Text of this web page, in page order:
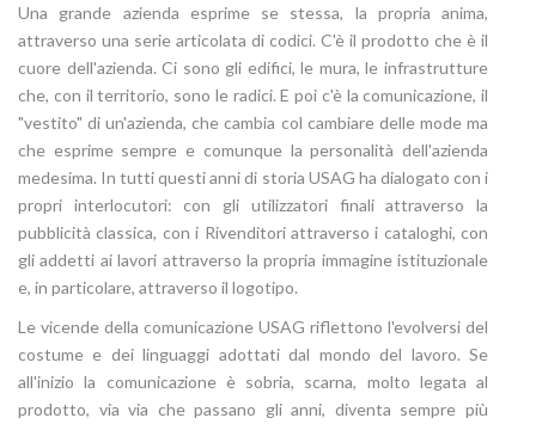
Una grande azienda esprime se stessa, la propria anima,
attraverso una serie articolata di codici. C'è il prodotto che è il
cuore dell'azienda. Ci sono gli edifici, le mura, le infrastrutture
che, con il territorio, sono le radici. E poi c'è la comunicazione, il
"vestito" di un'azienda, che cambia col cambiare delle mode ma
che esprime sempre e comunque la personalità dell'azienda
medesima. In tutti questi anni di storia USAG ha dialogato con i
propri interlocutori: con gli utilizzatori finali attraverso la
pubblicità classica, con i Rivenditori attraverso i cataloghi, con
gli addetti ai lavori attraverso la propria immagine istituzionale
e, in particolare, attraverso il logotipo.
Le vicende della comunicazione USAG riflettono l'evolversi del
costume e dei linguaggi adottati dal mondo del lavoro. Se
all'inizio la comunicazione è sobria, scarna, molto legata al
prodotto, via via che passano gli anni, diventa sempre più